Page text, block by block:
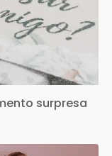
surpresa